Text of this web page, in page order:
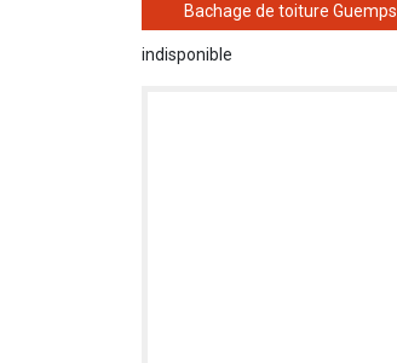
Bachage de toiture Guemps
indisponible